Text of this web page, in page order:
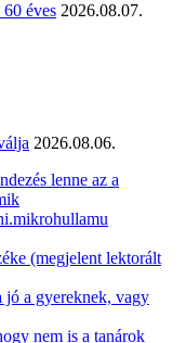
éves 2026.08.07.
2026.08.06.
lenne az a
(megjelent lektorált
jó a gyereknek, vagy
nem is a tanárok